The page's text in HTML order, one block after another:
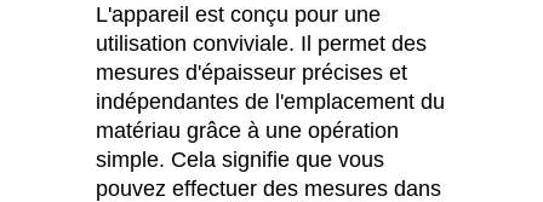
L'appareil est conçu pour une
utilisation conviviale. Il permet des
mesures d'épaisseur précises et
indépendantes de l'emplacement du
matériau grâce à une opération
simple. Cela signifie que vous
pouvez effectuer des mesures dans